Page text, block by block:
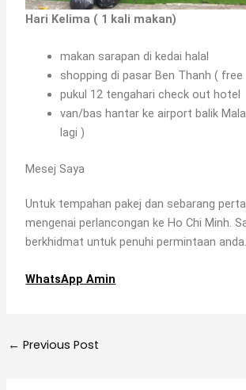
Hari Kelima ( 1 kali makan)
makan sarapan di kedai halal
shopping di pasar Ben Thanh ( free
pukul 12 tengahari check out hotel
van/bas hantar ke airport balik
lagi )
Mesej Saya
Untuk tempahan pakej dan sebarang
mengenai perlancongan ke Ho Chi Minh.
berkhidmat untuk penuhi permintaan anda.
WhatsApp Amin
← Previous Post